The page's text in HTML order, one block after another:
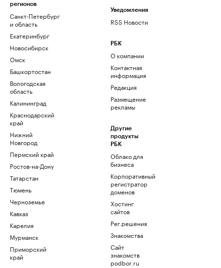
регионов
Санкт-Петербург
и область
Екатеринбург
Новосибирск
Омск
Башкортостан
Вологодская
область
Калининград
Краснодарский
край
Нижний
Новгород
Пермский край
Ростов-на-Дону
Татарстан
Тюмень
Черноземье
Кавказ
Карелия
Мурманск
Приморский
край
Уведомления
RSS Новости
РБК
О компании
Контактная
информация
Редакция
Размещение
рекламы
Другие
продукты
РБК
Облако для
бизнеса
Корпоративный
регистратор
доменов
Хостинг
сайтов
Рег.решения
Знакомства
Сайт
знакомств
podbor.ru